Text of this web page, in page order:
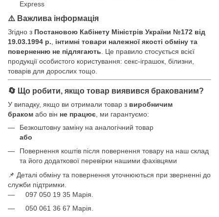
Express
⚠️ Важлива інформація
Згідно з Постановою Кабінету Міністрів України №172 від
19.03.1994 р.
інтимні товари належної якості обміну та
поверненню не підлягають . Це правило стосується всієї
продукції особистого користування: секс-іграшок, білизни,
товарів для дорослих тощо.
🔄 Що робити, якщо товар виявився бракованим?
У випадку, якщо ви отримали товар з виробничим
браком або він не працює , ми гарантуємо:
Безкоштовну заміну на аналогічний товар
або
Повернення коштів після повернення товару на наш склад
та його додаткової перевірки нашими фахівцями
📌 Деталі обміну та повернення уточнюються при зверненні до
служби підтримки.
097 050 19 35 Марія.
050 061 36 67 Марія.